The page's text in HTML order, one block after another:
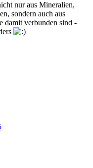
nur aus Mineralien,
sondern auch aus
damit verbunden sind -